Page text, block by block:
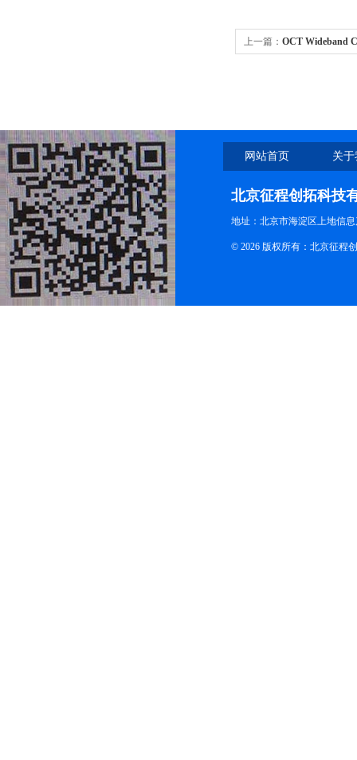
上一篇： OCT Wideband
网站首页 关
北京征程创拓科技
地址：北京市海淀区上地信
© 2026 版权所有：北京征程